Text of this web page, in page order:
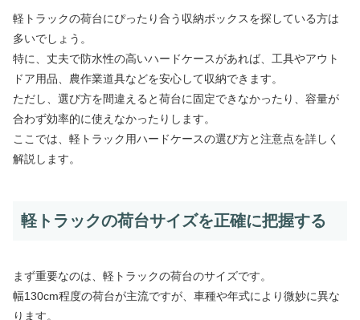
軽トラックの荷台にぴったり合う収納ボックスを探している方は
多いでしょう。
特に、丈夫で防水性の高いハードケースがあれば、工具やアウト
ドア用品、農作業道具などを安心して収納できます。
ただし、選び方を間違えると荷台に固定できなかったり、容量が
合わず効率的に使えなかったりします。
ここでは、軽トラック用ハードケースの選び方と注意点を詳しく
解説します。
軽トラックの荷台サイズを正確に把握する
まず重要なのは、軽トラックの荷台のサイズです。
幅130cm程度の荷台が主流ですが、車種や年式により微妙に異な
ります。